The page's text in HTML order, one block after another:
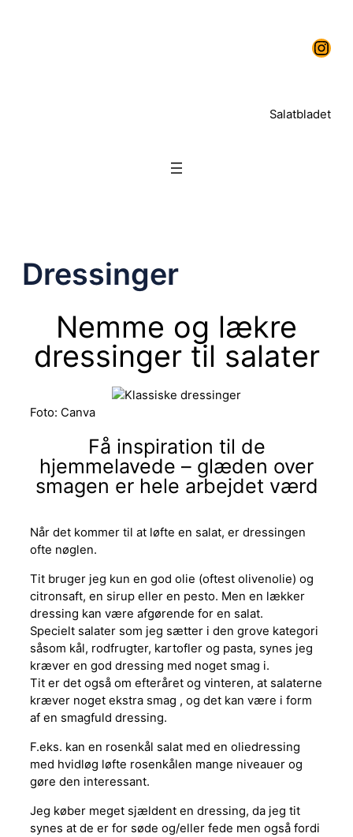
Salatbladet
Dressinger
Nemme og lækre
dressinger til salater
Foto: Canva
Få inspiration til de
hjemmelavede – glæden over
smagen er hele arbejdet værd
Når det kommer til at løfte en salat, er dressingen
ofte nøglen.
Tit bruger jeg kun en god olie (oftest olivenolie) og
citronsaft, en sirup eller en pesto. Men en lækker
dressing kan være afgørende for en salat.
Specielt salater som jeg sætter i den grove kategori
såsom kål, rodfrugter, kartofler og pasta, synes jeg
kræver en god dressing med noget smag i.
Tit er det også om efteråret og vinteren, at salaterne
kræver noget ekstra smag , og det kan være i form
af en smagfuld dressing.
F.eks. kan en rosenkål salat med en oliedressing
med hvidløg løfte rosenkålen mange niveauer og
gøre den interessant.
Jeg køber meget sjældent en dressing, da jeg tit
synes at de er for søde og/eller fede men også fordi